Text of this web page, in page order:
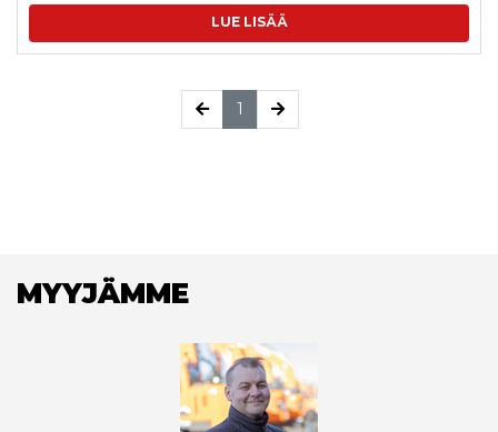
LUE LISÄÄ
1 (current)
MYYJÄMME